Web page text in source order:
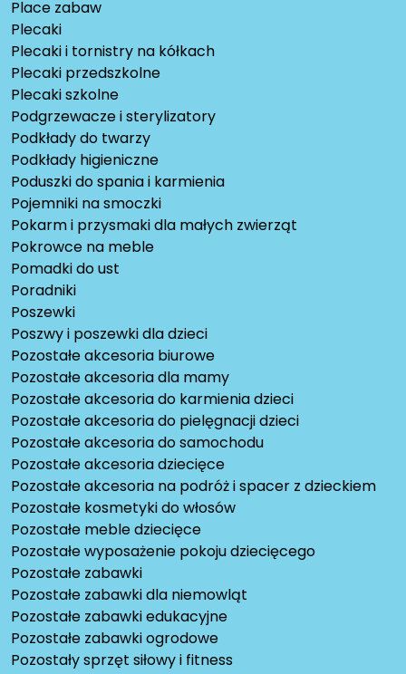
Place zabaw
Plecaki
Plecaki i tornistry na kółkach
Plecaki przedszkolne
Plecaki szkolne
Podgrzewacze i sterylizatory
Podkłady do twarzy
Podkłady higieniczne
Poduszki do spania i karmienia
Pojemniki na smoczki
Pokarm i przysmaki dla małych zwierząt
Pokrowce na meble
Pomadki do ust
Poradniki
Poszewki
Poszwy i poszewki dla dzieci
Pozostałe akcesoria biurowe
Pozostałe akcesoria dla mamy
Pozostałe akcesoria do karmienia dzieci
Pozostałe akcesoria do pielęgnacji dzieci
Pozostałe akcesoria do samochodu
Pozostałe akcesoria dziecięce
Pozostałe akcesoria na podróż i spacer z dzieckiem
Pozostałe kosmetyki do włosów
Pozostałe meble dziecięce
Pozostałe wyposażenie pokoju dziecięcego
Pozostałe zabawki
Pozostałe zabawki dla niemowląt
Pozostałe zabawki edukacyjne
Pozostałe zabawki ogrodowe
Pozostały sprzęt siłowy i fitness